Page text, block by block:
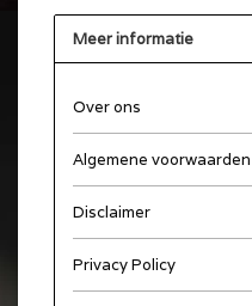
Meer informatie
Over ons
Algemene voorwaarden
Disclaimer
Privacy Policy